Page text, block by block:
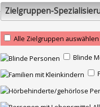
Zielgruppen-
Alle Zielgruppen auswählen
Blinde